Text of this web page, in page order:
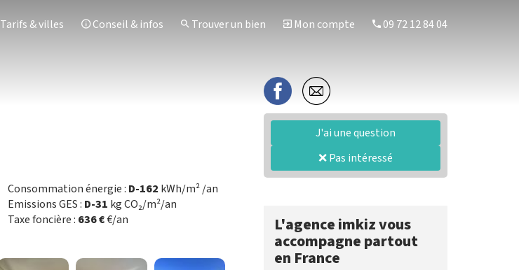
Tarifs & villes Conseil & infos Trouver un bien Mon compte 09 72 12 84 04
Consommation énergie : D-162 kWh/m² /an
Emissions GES : D-31 kg CO₂/m²/an
Taxe foncière : 636 €€/an
J'ai une question
❌ Pas intéressé
L'agence imkiz vous
accompagne partout
en France